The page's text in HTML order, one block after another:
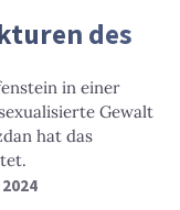
des
in einer
Gewalt
hat das